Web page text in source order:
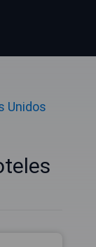
Unidos